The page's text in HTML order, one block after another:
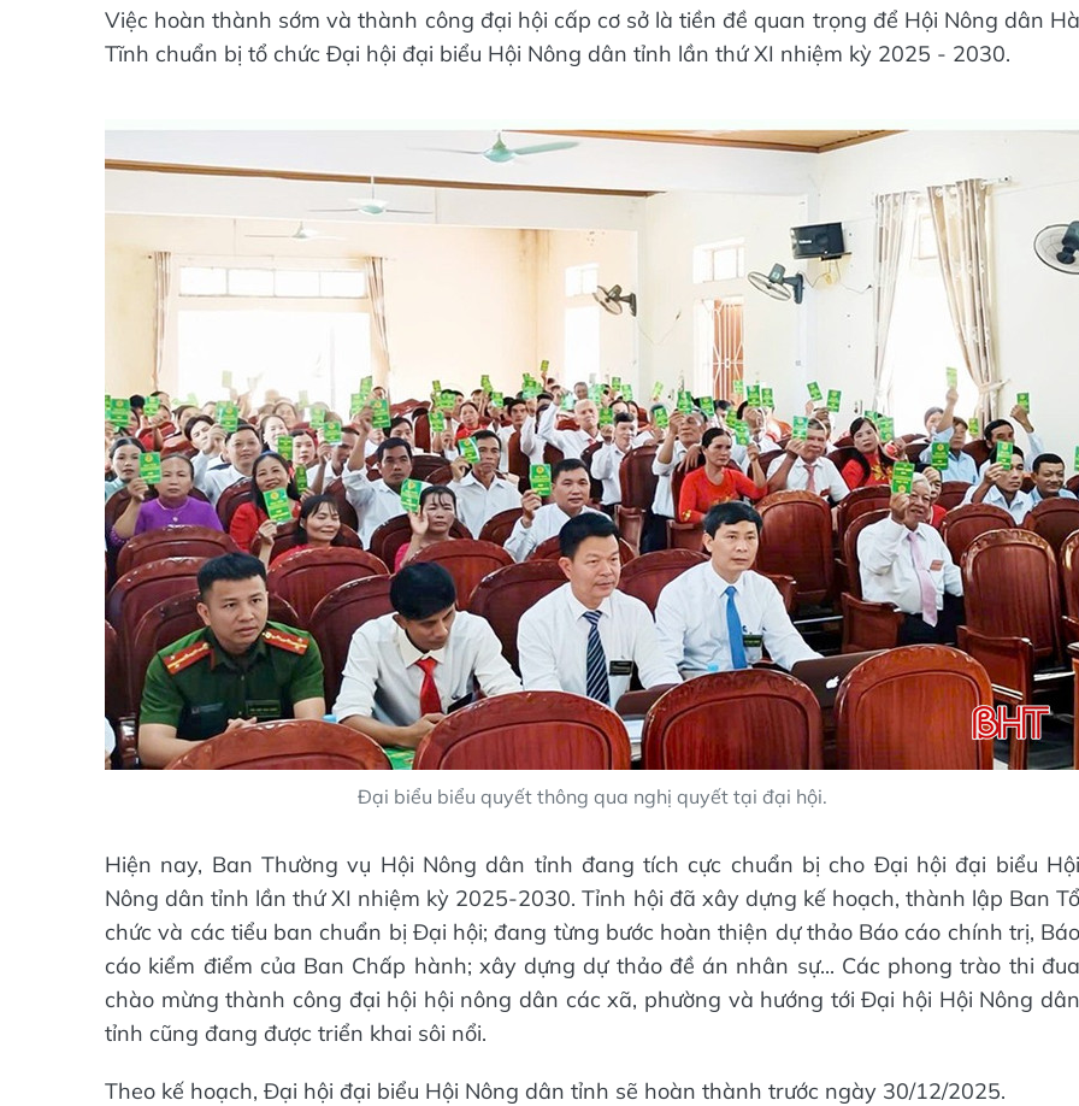
Việc hoàn thành sớm và thành công đại hội cấp cơ sở là tiền đề quan trọng để Hội Nông dân Hà
Tĩnh chuẩn bị tổ chức Đại hội đại biểu Hội Nông dân tỉnh lần thứ XI nhiệm kỳ 2025 - 2030.
Đại biểu biểu quyết thông qua nghị quyết tại đại hội.
Hiện nay, Ban Thường vụ Hội Nông dân tỉnh đang tích cực chuẩn bị cho Đại hội đại biểu Hội
Nông dân tỉnh lần thứ XI nhiệm kỳ 2025-2030. Tỉnh hội đã xây dựng kế hoạch, thành lập Ban Tổ
chức và các tiểu ban chuẩn bị Đại hội; đang từng bước hoàn thiện dự thảo Báo cáo chính trị, Báo
cáo kiểm điểm của Ban Chấp hành; xây dựng dự thảo đề án nhân sự... Các phong trào thi đua
chào mừng thành công đại hội hội nông dân các xã, phường và hướng tới Đại hội Hội Nông dân
tỉnh cũng đang được triển khai sôi nổi.
Theo kế hoạch, Đại hội đại biểu Hội Nông dân tỉnh sẽ hoàn thành trước ngày 30/12/2025.